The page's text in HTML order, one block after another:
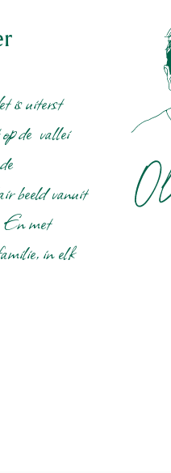
is uiterst
de vallei
beeld vanuit
En met
in elk